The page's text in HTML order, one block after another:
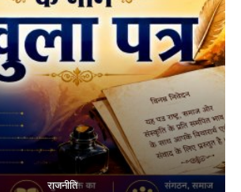
राजनीति